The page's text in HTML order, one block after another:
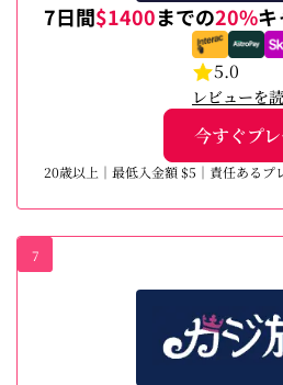
7日間$1400までの20%
5.0
レビューを
今すぐプ
20歳以上｜最低入金額 $5｜責任あるプ
7